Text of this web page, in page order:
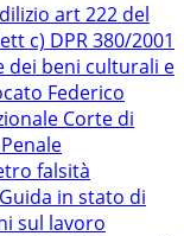
art 222 del
c) DPR 380/2001
dei beni culturali e
Federico
Corte di
falsità
Guida in stato di
sul lavoro